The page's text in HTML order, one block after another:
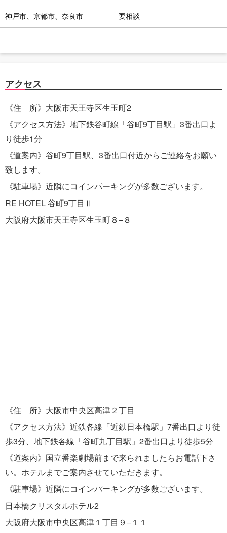
神戸市、京都市、奈良市 要相談
アクセス
《住 所》大阪市天王寺区生玉町2
《アクセス方法》地下鉄谷町線「谷町9丁目駅」3番出口よ
り徒歩1分
《道案内》谷町9丁目駅、3番出口付近からご連絡をお願い
致します。
《駐車場》近隣にコインパーキングが多数ございます。
RE HOTEL 谷町9丁目Ⅱ
大阪府大阪市天王寺区生玉町８−８
《住 所》大阪市中央区高津２丁目
《アクセス方法》近鉄各線「近鉄日本橋駅」7番出口より徒
歩3分、地下鉄各線「谷町九丁目駅」2番出口より徒歩5分
《道案内》国立番楽劇場前まで来られましたらお電話下さ
い。ホテルまでご案内させていただきます。
《駐車場》近隣にコインパーキングが多数ございます。
日本橋クリスタルホテル2
大阪府大阪市中央区高津１丁目９−１１